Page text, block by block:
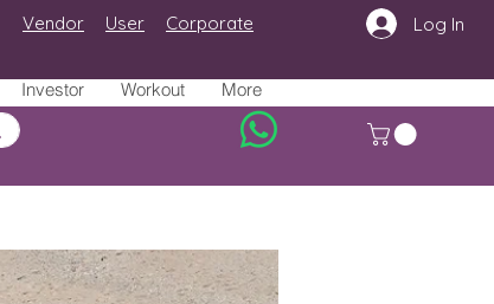
Investor Workout More
Vendor User Log In
Corporate